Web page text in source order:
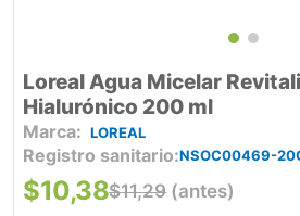
Loreal Agua Micelar
Hialurónico 200 ml
LOREAL
Registro sanitario NSOC00469-
$11,29 (antes)
$10,38